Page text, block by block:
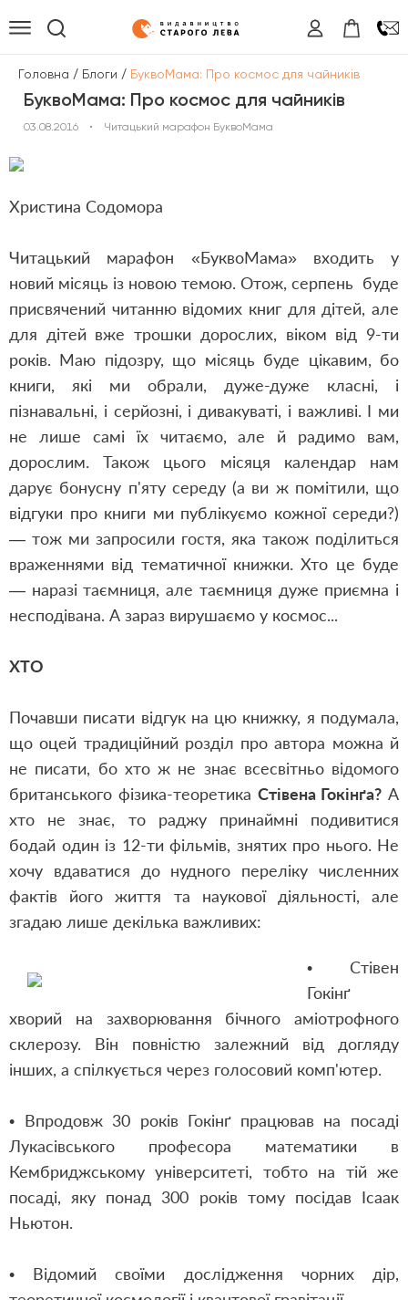
Головна / Блоги / БуквоМама: Про космос для чайників
БуквоМама: Про космос для чайників
03.08.2016 • Читацький марафон БуквоМама
Христина Содомора
Читацький марафон «БуквоМама» входить у
новий місяць із новою темою. Отож, серпень буде
присвячений читанню відомих книг для дітей, але
для дітей вже трошки дорослих, віком від 9-ти
років. Маю підозру, що місяць буде цікавим, бо
книги, які ми обрали, дуже-дуже класні, і
пізнавальні, і серйозні, і дивакуваті, і важливі. І ми
не лише самі їх читаємо, але й радимо вам,
дорослим. Також цього місяця календар нам
дарує бонусну п'яту середу (а ви ж помітили, що
відгуки про книги ми публікуємо кожної середи?)
— тож ми запросили гостя, яка також поділиться
враженнями від тематичної книжки. Хто це буде
— наразі таємниця, але таємниця дуже приємна і
несподівана. А зараз вирушаємо у космос...
ХТО
Почавши писати відгук на цю книжку, я подумала,
що оцей традиційний розділ про автора можна й
не писати, бо хто ж не знає всесвітньо відомого
британського фізика-теоретика Стівена Гокінґа? А
хто не знає, то раджу принаймні подивитися
бодай один із 12-ти фільмів, знятих про нього. Не
хочу вдаватися до нудного переліку численних
фактів його життя та наукової діяльності, але
згадаю лише декілька важливих:
• Стівен
Гокінґ
хворий на захворювання бічного аміотрофного
склерозу. Він повністю залежний від догляду
інших, а спілкується через голосовий комп'ютер.
• Впродовж 30 років Гокінґ працював на посаді
Лукасівського професора математики в
Кембриджському університеті, тобто на тій же
посаді, яку понад 300 років тому посідав Ісаак
Ньютон.
• Відомий своїми дослідження чорних дір,